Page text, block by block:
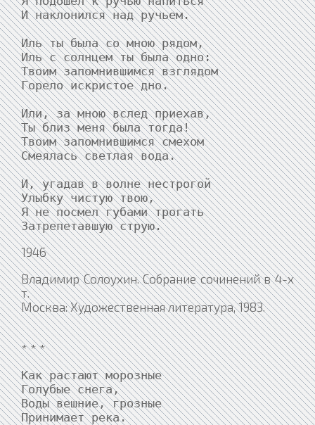
И наклонился над ручьем.
Иль ты была со мною рядом,
Иль с солнцем ты была одно:
Твоим запомнившимся взглядом
Горело искристое дно.
Или, за мною вслед приехав,
Ты близ меня была тогда!
Твоим запомнившимся смехом
Смеялась светлая вода.
И, угадав в волне нестрогой
Улыбку чистую твою,
Я не посмел губами трогать
Затрепетавшую струю.
1946
Владимир Солоухин. Собрание сочинений в 4-х
т.
Москва: Художественная литература, 1983.
* * *
Как растают морозные
Голубые снега,
Воды вешние, грозные
Принимает река.